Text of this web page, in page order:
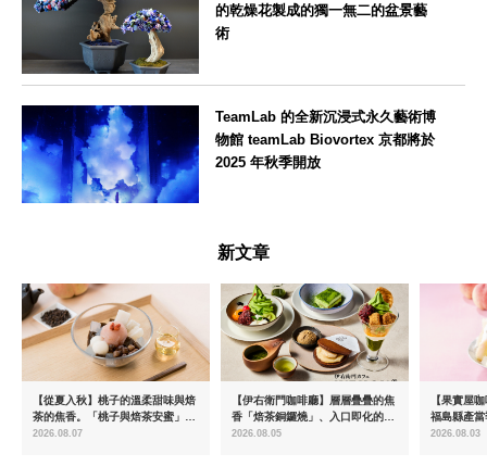
的乾燥花製成的獨一無二的盆景藝
術
TeamLab 的全新沉浸式永久藝術博
物館 teamLab Biovortex 京都將於
2025 年秋季開放
新文章
【從夏入秋】桃子的溫柔甜味與焙
茶的焦香。「桃子與焙茶安蜜」將
於8月中旬起限時販售
2026.08.07
【伊右衛門咖啡廳】層層疊疊的焦
香「焙茶銅鑼燒」、入口即化的
「宇治抹茶提拉米蘇」全新登場
2026.08.05
【果實屋
福島縣產
2026.08.03